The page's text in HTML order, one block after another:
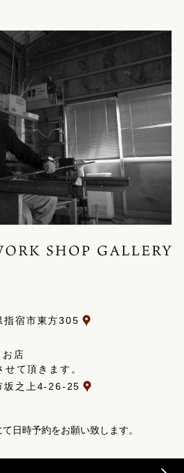
宿市東方305
店
て頂きます。
之上4-26-25
日時予約をお願い致します。